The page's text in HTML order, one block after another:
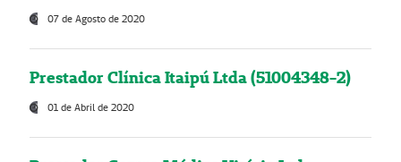
07 de Agosto de 2020
Prestador Clínica Itaipú Ltda (51004348-2)
01 de Abril de 2020